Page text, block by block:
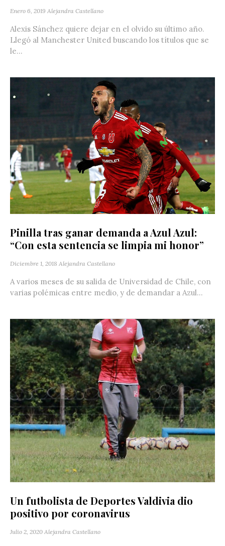
Enero 6, 2019 Alejandra Castellano
Alexis Sánchez quiere dejar en el olvido su último año.
Llegó al Manchester United buscando los títulos que se
le...
Pinilla tras ganar demanda a Azul Azul:
“Con esta sentencia se limpia mi honor”
Diciembre 1, 2018 Alejandra Castellano
A varios meses de su salida de Universidad de Chile, con
varias polémicas entre medio, y de demandar a Azul...
Un futbolista de Deportes Valdivia dio
positivo por coronavirus
Julio 2, 2020 Alejandra Castellano